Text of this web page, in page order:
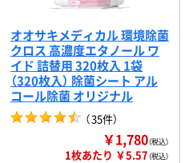
オオサキメディカル 環境除菌
クロス 高濃度エタノール ワ
イド 詰替用 320枚入 1袋
（320枚入） 除菌シート アル
コール除菌 オリジナル
（35件）
￥1,780（税込）
1枚あたり ￥5.57（税込）